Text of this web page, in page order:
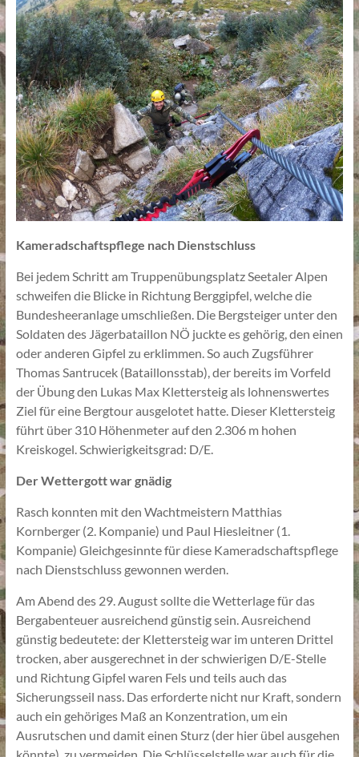
Kameradschaftspflege nach Dienstschluss
Bei jedem Schritt am Truppenübungsplatz Seetaler Alpen
schweifen die Blicke in Richtung Berggipfel, welche die
Bundesheeranlage umschließen. Die Bergsteiger unter den
Soldaten des Jägerbataillon NÖ juckte es gehörig, den einen
oder anderen Gipfel zu erklimmen. So auch Zugsführer
Thomas Santrucek (Bataillonsstab), der bereits im Vorfeld
der Übung den Lukas Max Klettersteig als lohnenswertes
Ziel für eine Bergtour ausgelotet hatte. Dieser Klettersteig
führt über 310 Höhenmeter auf den 2.306 m hohen
Kreiskogel. Schwierigkeitsgrad: D/E.
Der Wettergott war gnädig
Rasch konnten mit den Wachtmeistern Matthias
Kornberger (2. Kompanie) und Paul Hiesleitner (1.
Kompanie) Gleichgesinnte für diese Kameradschaftspflege
nach Dienstschluss gewonnen werden.
Am Abend des 29. August sollte die Wetterlage für das
Bergabenteuer ausreichend günstig sein. Ausreichend
günstig bedeutete: der Klettersteig war im unteren Drittel
trocken, aber ausgerechnet in der schwierigen D/E-Stelle
und Richtung Gipfel waren Fels und teils auch das
Sicherungsseil nass. Das erforderte nicht nur Kraft, sondern
auch ein gehöriges Maß an Konzentration, um ein
Ausrutschen und damit einen Sturz (der hier übel ausgehen